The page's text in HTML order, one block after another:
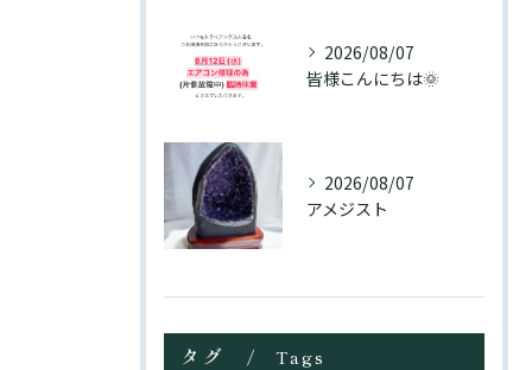
2026/08/07
皆様こんにちは🌞
2026/08/07
アメジスト
タグ Tags